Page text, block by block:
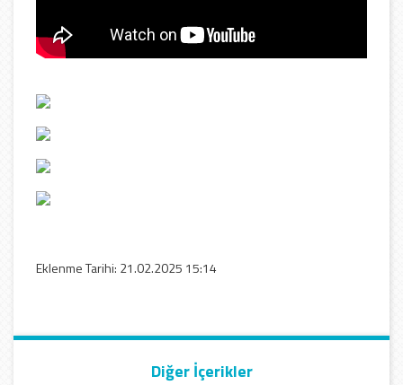
Eklenme Tarihi: 21.02.2025 15:14
Diğer İçerikler